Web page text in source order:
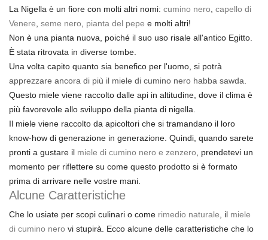
La Nigella è un fiore con molti altri nomi: cumino nero capello di
Venere seme nero pianta del pepe e molti altri!
Non è una pianta nuova, poiché il suo uso risale all'antico Egitto.
È stata ritrovata in diverse tombe.
Una volta capito quanto sia benefico per l'uomo, si potrà
apprezzare ancora di più il miele di cumino nero habba sawda
Questo miele viene raccolto dalle api in altitudine, dove il clima è
più favorevole allo sviluppo della pianta di nigella.
Il miele viene raccolto da apicoltori che si tramandano il loro
know-how di generazione in generazione. Quindi, quando sarete
pronti a gustare il miele di cumino nero e zenzero , prendetevi un
momento per riflettere su come questo prodotto si è formato
prima di arrivare nelle vostre mani.
Alcune Caratteristiche
Che lo usiate per scopi culinari o come rimedio naturale , il miele
di cumino nero vi stupirà. Ecco alcune delle caratteristiche che lo